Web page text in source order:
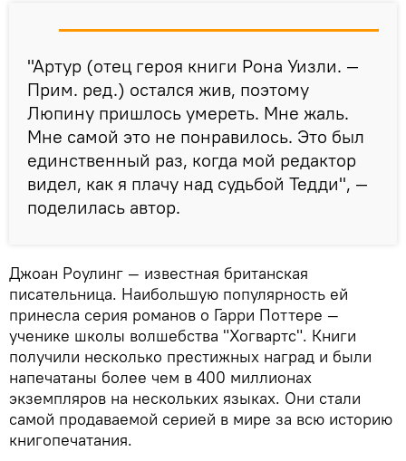
"Артур (отец героя книги Рона Уизли. —
Прим. ред.) остался жив, поэтому
Люпину пришлось умереть. Мне жаль.
Мне самой это не понравилось. Это был
единственный раз, когда мой редактор
видел, как я плачу над судьбой Тедди", —
поделилась автор.
Джоан Роулинг — известная британская
писательница. Наибольшую популярность ей
принесла серия романов о Гарри Поттере —
ученике школы волшебства "Хогвартс". Книги
получили несколько престижных наград и были
напечатаны более чем в 400 миллионах
экземпляров на нескольких языках. Они стали
самой продаваемой серией в мире за всю историю
книгопечатания.